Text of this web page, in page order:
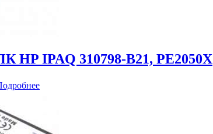
HP IPAQ 310798-B21, PE2050X